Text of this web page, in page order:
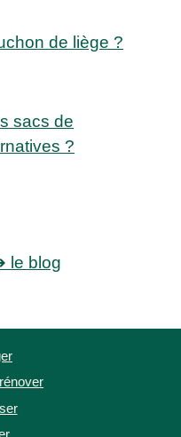
de liège ?
sacs de
?
le blog